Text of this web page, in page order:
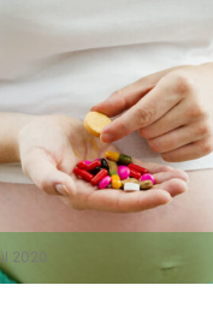
2020